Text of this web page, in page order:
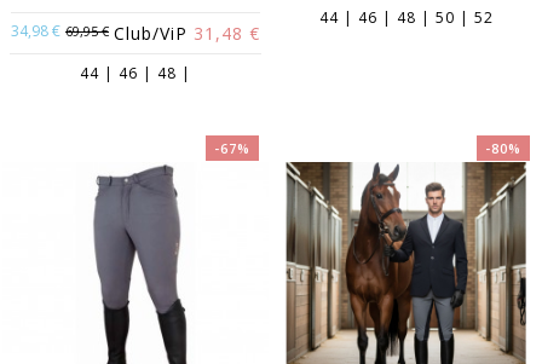
34,98 € 69,95 € Club/ViP 31,48 €
44 | 46 | 48 |
44 | 46 | 48 | 50 | 52
-67% -80%